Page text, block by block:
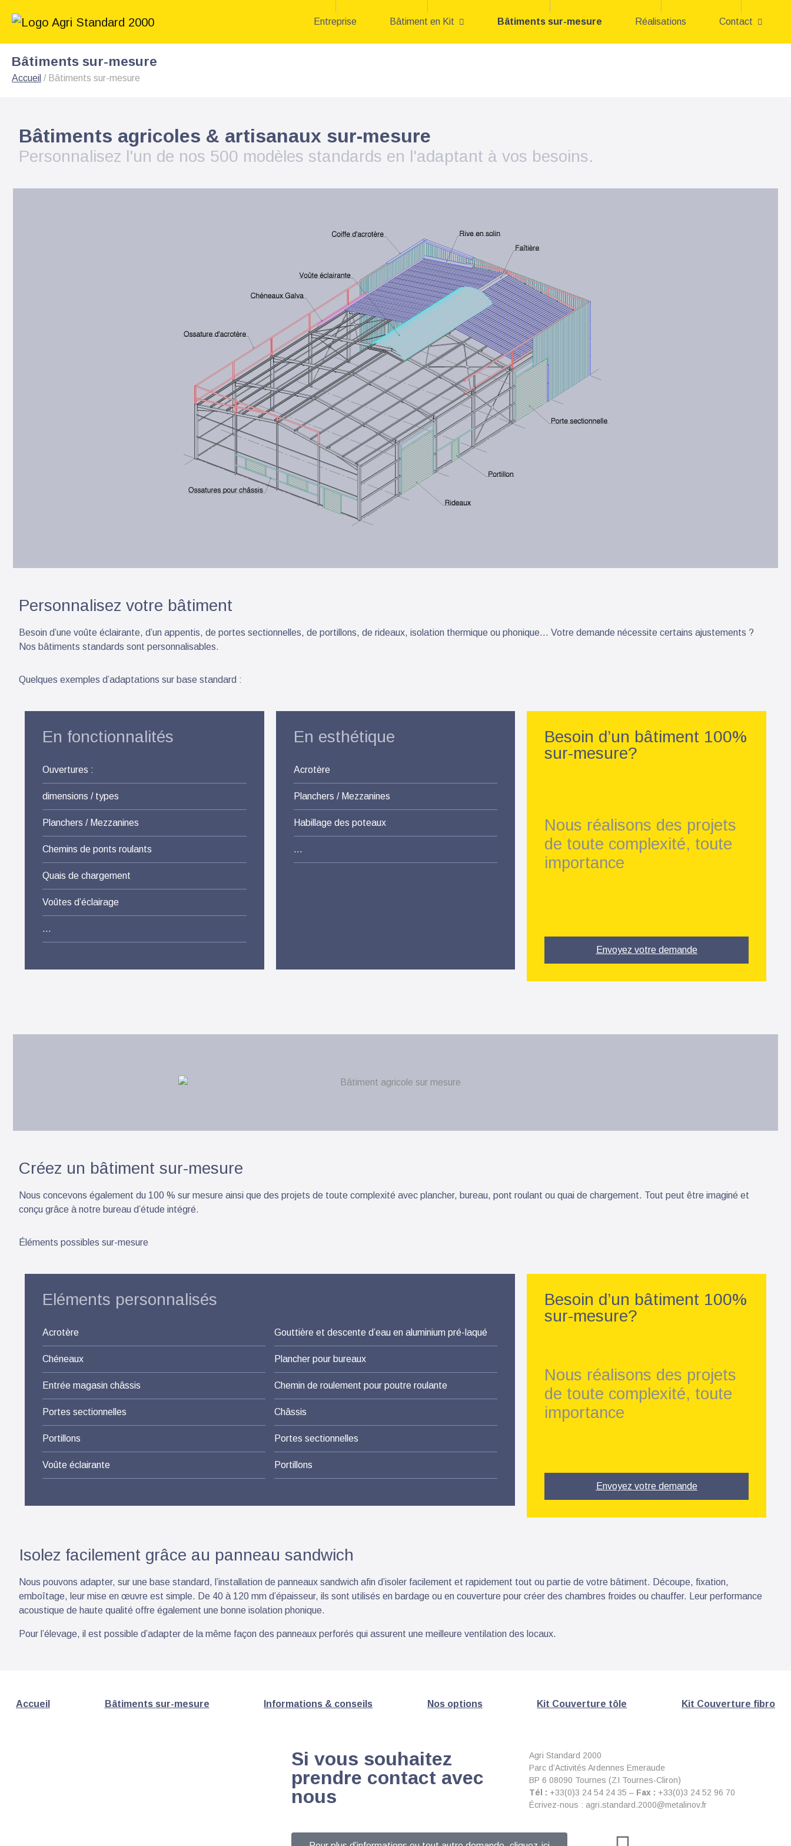
Entreprise Bâtiment en Kit Bâtiments sur-mesure Réalisations Contact
Bâtiments sur-mesure
Accueil / Bâtiments sur-mesure
Bâtiments agricoles & artisanaux sur-mesure
Personnalisez l'un de nos 500 modèles standards en l'adaptant à vos besoins.
Personnalisez votre bâtiment
Besoin d’une voûte éclairante, d’un appentis, de portes sectionnelles, de portillons, de rideaux, isolation thermique ou phonique… Votre demande nécessite certains ajustements ?
Nos bâtiments standards sont personnalisables.
Quelques exemples d’adaptations sur base standard :
En fonctionnalités
Ouvertures :
dimensions / types
Planchers / Mezzanines
Chemins de ponts roulants
Quais de chargement
Voûtes d’éclairage
…
En esthétique
Acrotère
Planchers / Mezzanines
Habillage des poteaux
…
Besoin d’un bâtiment 100%
sur-mesure?
Nous réalisons des projets
de toute complexité, toute
importance
Envoyez votre demande
Créez un bâtiment sur-mesure
Nous concevons également du 100 % sur mesure ainsi que des projets de toute complexité avec plancher, bureau, pont roulant ou quai de chargement. Tout peut être imaginé et
conçu grâce à notre bureau d’étude intégré.
Éléments possibles sur-mesure
Eléments personnalisés
Acrotère
Chéneaux
Entrée magasin châssis
Portes sectionnelles
Portillons
Voûte éclairante
Gouttière et descente d’eau en aluminium pré-laqué
Plancher pour bureaux
Chemin de roulement pour poutre roulante
Châssis
Portes sectionnelles
Portillons
Besoin d’un bâtiment 100%
sur-mesure?
Nous réalisons des projets
de toute complexité, toute
importance
Envoyez votre demande
Isolez facilement grâce au panneau sandwich
Nous pouvons adapter, sur une base standard, l’installation de panneaux sandwich afin d’isoler facilement et rapidement tout ou partie de votre bâtiment. Découpe, fixation,
emboîtage, leur mise en œuvre est simple. De 40 à 120 mm d’épaisseur, ils sont utilisés en bardage ou en couverture pour créer des chambres froides ou chauffer. Leur performance
acoustique de haute qualité offre également une bonne isolation phonique.
Pour l’élevage, il est possible d’adapter de la même façon des panneaux perforés qui assurent une meilleure ventilation des locaux.
Accueil Bâtiments sur-mesure Informations & conseils Nos options Kit Couverture tôle Kit Couverture fibro
Si vous souhaitez
prendre contact avec
nous
Agri Standard 2000
Parc d’Activités Ardennes Emeraude
BP 6 08090 Tournes (ZI Tournes-Cliron)
Tél : +33(0)3 24 54 24 35 – Fax : +33(0)3 24 52 96 70
Écrivez-nous : agri.standard.2000@metalinov.fr